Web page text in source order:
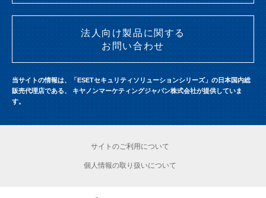
法人向け製品に関する
お問い合わせ
当サイトの情報は、「ESETセキュリティソリューションシリーズ」の日本国内総
販売代理店である、 キヤノンマーケティングジャパン株式会社が提供していま
す。
サイトのご利用について
個人情報の取り扱いについて